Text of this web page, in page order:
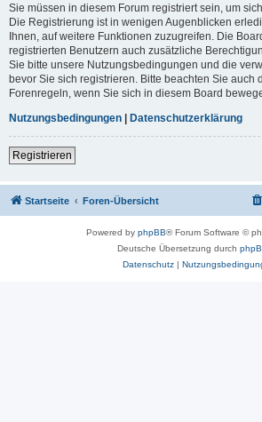
Sie müssen in diesem Forum registriert sein, um
Die Registrierung ist in wenigen Augenblicken
Ihnen, auf weitere Funktionen zuzugreifen. Die
registrierten Benutzern auch zusätzliche
Sie bitte unsere Nutzungsbedingungen und die
bevor Sie sich registrieren. Bitte beachten Sie auch
Forenregeln, wenn Sie sich in diesem Board
Nutzungsbedingungen | Datenschutzerklärung
Registrieren
Startseite Foren-Übersicht
Powered by phpBB® Forum Software ©
Deutsche Übersetzung durch
Datenschutz|